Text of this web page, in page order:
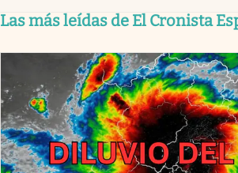
Las más leídas de El Cronista